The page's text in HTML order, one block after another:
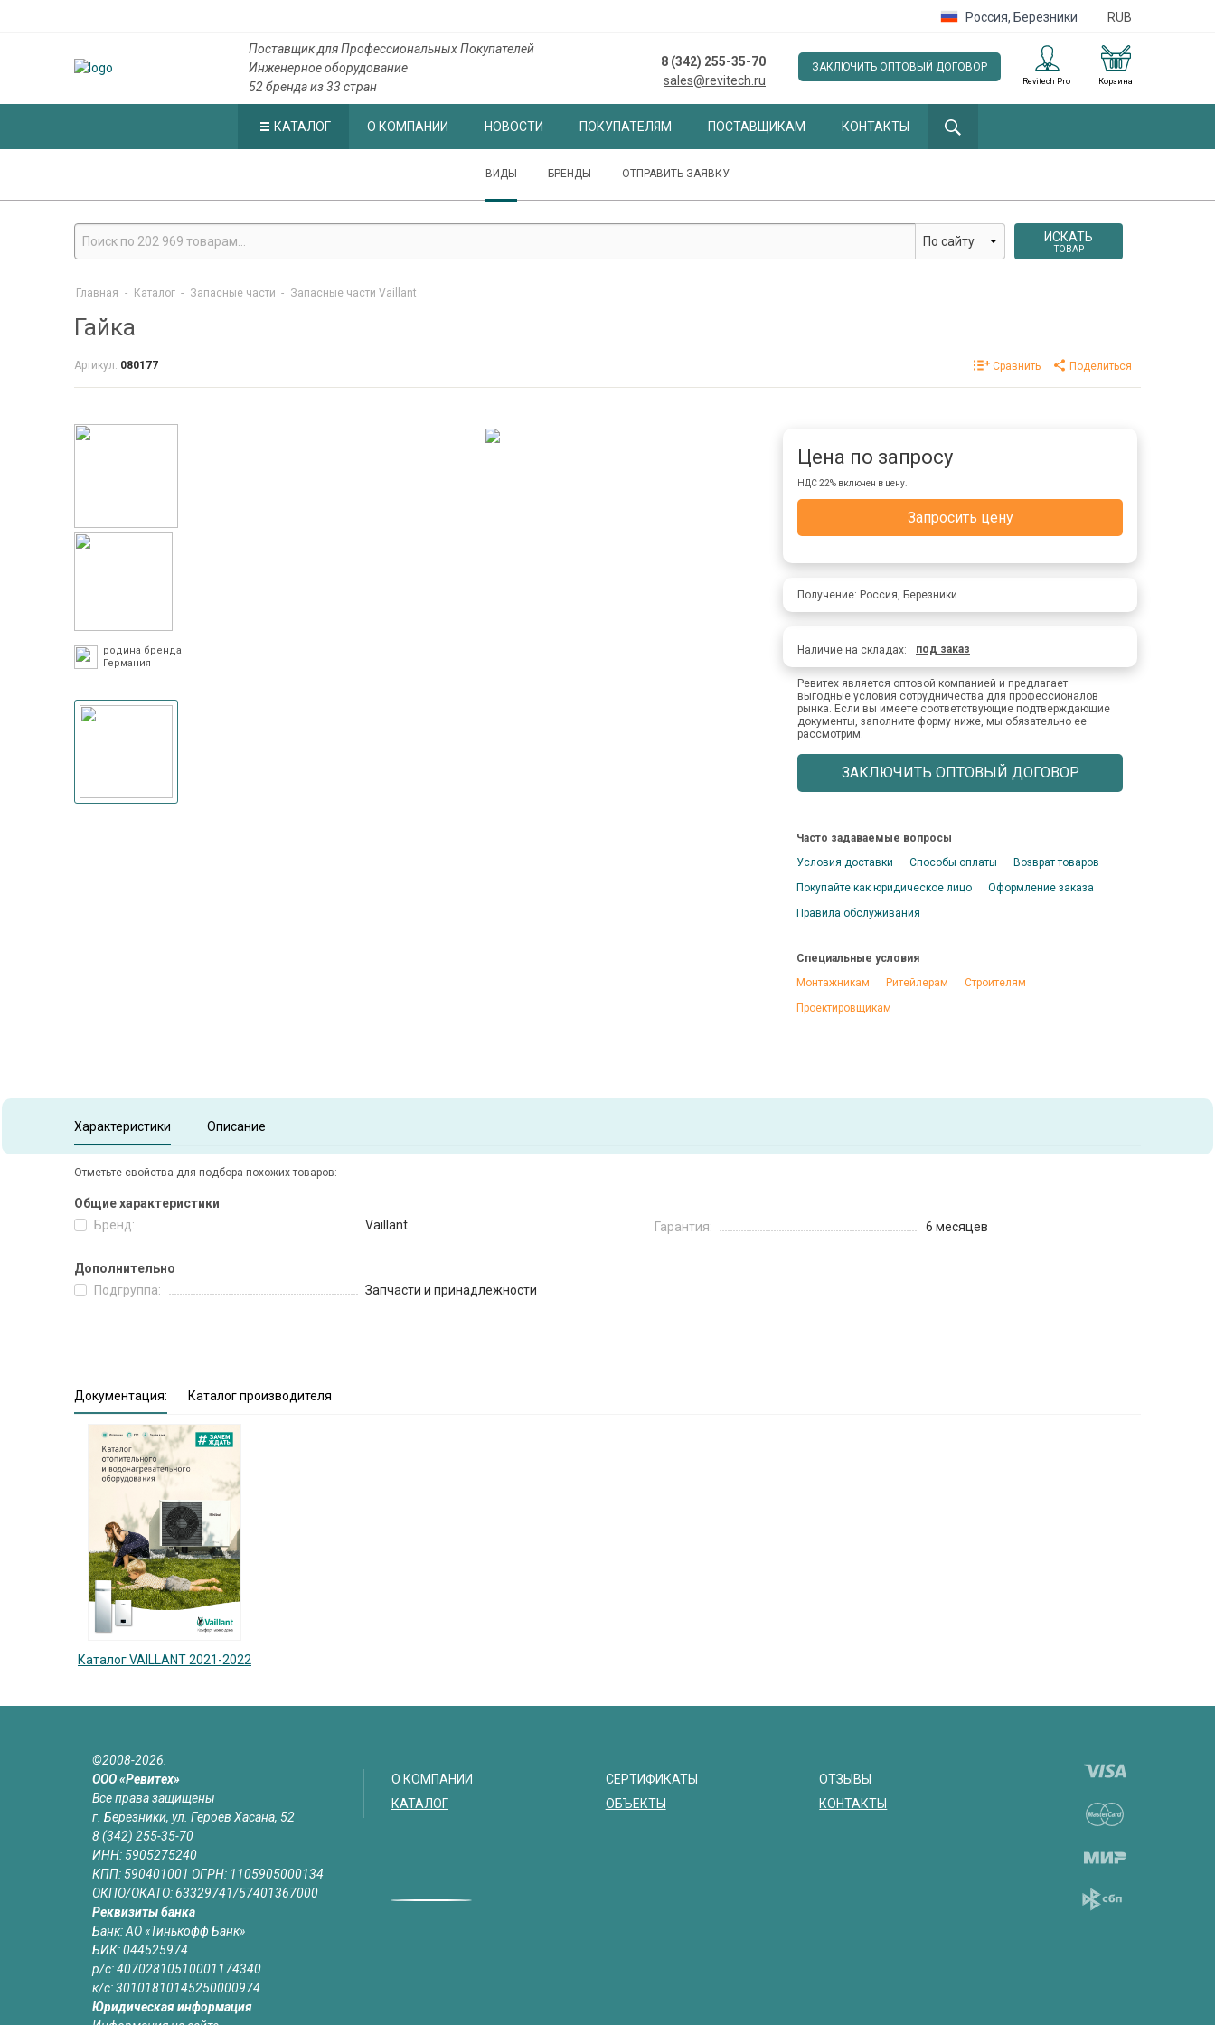
Россия, Березники RUB
Корзина
Revitech Pro
ЗАКЛЮЧИТЬ ОПТОВЫЙ ДОГОВОР
8 (342) 255-35-70
sales@revitech.ru
Поставщик для Профессиональных Покупателей
Инженерное оборудование
52 бренда из 33 стран
КАТАЛОГ О КОМПАНИИ НОВОСТИ ПОКУПАТЕЛЯМ ПОСТАВЩИКАМ КОНТАКТЫ
ВИДЫ БРЕНДЫ ОТПРАВИТЬ ЗАЯВКУ
ИСКАТЬ
ТОВАР
Главная - Каталог - Запасные части - Запасные части Vaillant
Гайка
Артикул: 080177 Сравнить Поделиться
родина бренда
Германия
Цена по запросу
НДС 22% включен в цену.
Запросить цену
Получение: Россия, Березники
Наличие на складах: под заказ
Ревитех является оптовой компанией и предлагает
выгодные условия сотрудничества для профессионалов
рынка. Если вы имеете соответствующие подтверждающие
документы, заполните форму ниже, мы обязательно ее
рассмотрим.
ЗАКЛЮЧИТЬ ОПТОВЫЙ ДОГОВОР
Часто задаваемые вопросы
Условия доставки
Способы оплаты
Возврат товаров
Покупайте как юридическое лицо
Оформление заказа
Правила обслуживания
Специальные условия
Монтажникам
Ритейлерам
Строителям
Проектировщикам
Характеристики Описание
Отметьте свойства для подбора похожих товаров:
Общие характеристики
Бренд:
Vaillant Гарантия: 6 месяцев
Дополнительно
Подгруппа:
Запчасти и принадлежности
Документация: Каталог производителя
Каталог VAILLANT 2021-2022
©2008-2026.
ООО «Ревитех»
Все права защищены
г. Березники, ул. Героев Хасана, 52
8 (342) 255-35-70
ИНН: 5905275240
КПП: 590401001 ОГРН: 1105905000134
ОКПО/ОКАТО: 63329741/57401367000
Реквизиты банка
Банк: АО «Тинькофф Банк»
БИК: 044525974
р/с: 40702810510001174340
к/с: 30101810145250000974
Юридическая информация
О КОМПАНИИ
КАТАЛОГ
СЕРТИФИКАТЫ
ОБЪЕКТЫ
ОТЗЫВЫ
КОНТАКТЫ